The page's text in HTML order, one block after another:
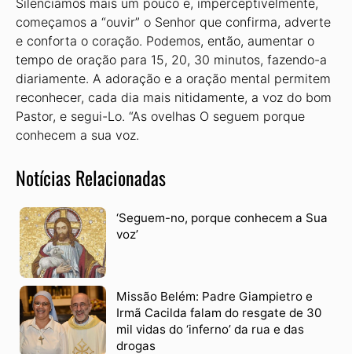
Silenciamos mais um pouco e, imperceptivelmente,
começamos a “ouvir” o Senhor que confirma, adverte
e conforta o coração. Podemos, então, aumentar o
tempo de oração para 15, 20, 30 minutos, fazendo-a
diariamente. A adoração e a oração mental permitem
reconhecer, cada dia mais nitidamente, a voz do bom
Pastor, e segui-Lo. “As ovelhas O seguem porque
conhecem a sua voz.
Notícias Relacionadas
‘Seguem-no, porque conhecem a Sua
voz’
Missão Belém: Padre Giampietro e
Irmã Cacilda falam do resgate de 30
mil vidas do ‘inferno’ da rua e das
drogas